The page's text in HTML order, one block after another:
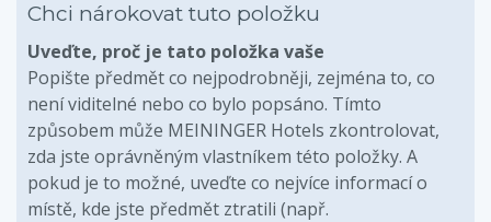
Chci nárokovat tuto položku
Uveďte, proč je tato položka vaše
Popište předmět co nejpodrobněji, zejména to, co
není viditelné nebo co bylo popsáno. Tímto
způsobem může MEININGER Hotels zkontrolovat,
zda jste oprávněným vlastníkem této položky. A
pokud je to možné, uveďte co nejvíce informací o
místě, kde jste předmět ztratili (např.